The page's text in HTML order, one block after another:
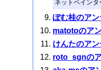
ネットペイン
ぽむ桂のア
matotoのア
けんたのア
roto_sgnの